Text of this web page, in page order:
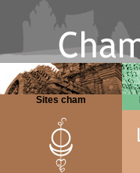
Sites cham